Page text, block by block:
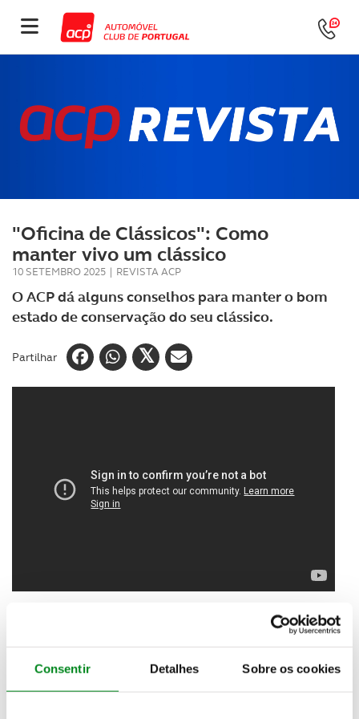
Consentir Detalhes Sobre os cookies
"Oficina de Clássicos": Como
manter vivo um clássico
10 SETEMBRO 2025 | REVISTA ACP
O ACP dá alguns conselhos para manter o bom
estado de conservação do seu clássico.
Partilhar
O prazer de condução que um clássico proporciona
ao volante também depende do seu bom estado de
conservação e manutenção. Por serem veículos que
não são utilizados diariamente, merecem atenção
redobrada em alguns componentes.